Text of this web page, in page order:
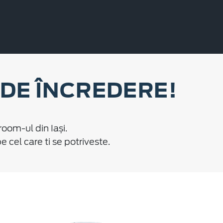
ÎNCREDERE!
ul din Iași.
cel care ti se potriveste.